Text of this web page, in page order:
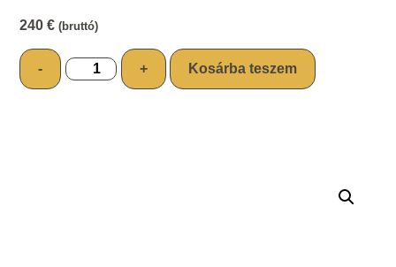
240€ (bruttó)
- + Kosárba teszem